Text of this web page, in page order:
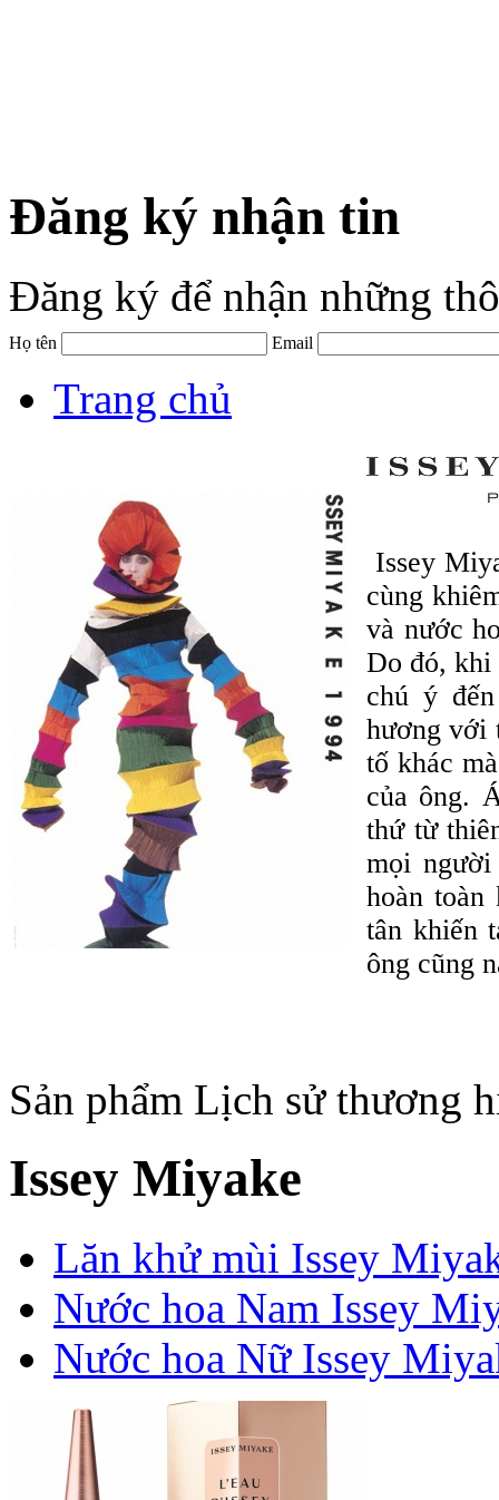
Đăng ký nhận tin
Đăng ký để nhận những
Họ tên Email
Trang chủ
Issey
cùng
và nước
Do đó, khi
chú ý
hương với
tố khác
của ông.
thứ từ
mọi người
hoàn
tân khiến
ông cũng
Sản phẩm Lịch sử thương
Issey Miyake
Lăn khử mùi Issey
Nước hoa Nam Issey
Nước hoa Nữ Issey